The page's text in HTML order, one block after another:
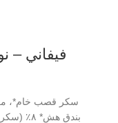
فيفاني –
بندق هش* ٨٪ (سكر قصب خام*، بندق*، شراب جلوكوز الذرة*،